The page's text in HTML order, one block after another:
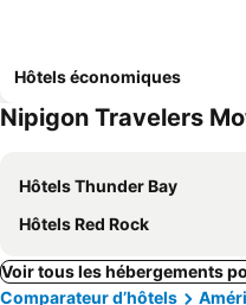
Hôtels économiques
Nipigon Travelers
Hôtels Thunder Bay
Hôtels Red Rock
Voir tous les hébergements
Comparateur d’hôtels